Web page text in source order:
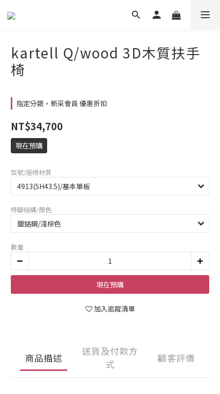
kartell Q/wood 3D木質扶手
椅
指定分類，新采會員 優惠折扣
NT$34,700
現在預購
型號/座椅材質
椅腳結構/顏色
數量
現在預購
加入追蹤清單
商品描述
送貨及付款方
式
顧客評價